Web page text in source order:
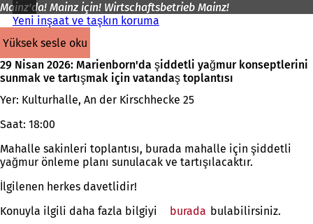
Mainz'da! Mainz için! Wirtschaftsbetrieb Mainz!
Yeni inşaat ve taşkın koruma
yüksek sesle oku
29 Nisan 2026: Marienborn'da şiddetli yağmur konseptlerini
sunmak ve tartışmak için vatandaş toplantısı
Yer: Kulturhalle, An der Kirschhecke 25
Saat: 18:00
Mahalle sakinleri toplantısı, burada mahalle için şiddetli
yağmur önleme planı sunulacak ve tartışılacaktır.
İlgilenen herkes davetlidir!
Konuyla ilgili daha fazla bilgiyi
burada bulabilirsiniz.